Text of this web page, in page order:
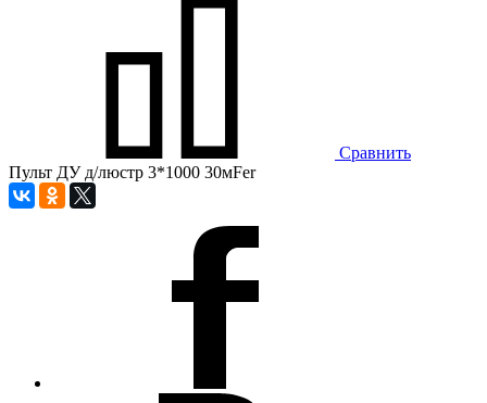
Сравнить
Пульт ДУ д/люстр 3*1000 30мFer